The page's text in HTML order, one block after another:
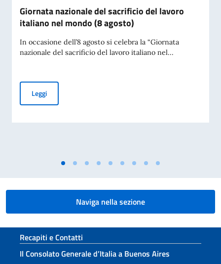
Giornata nazionale del sacrificio del lavoro
italiano nel mondo (8 agosto)
In occasione dell’8 agosto si celebra la “Giornata
nazionale del sacrificio del lavoro italiano nel...
LeggiGiornata nazionale del sacrificio del lavoro italiano nel
Naviga nella sezione
Sezione footer
Recapiti e Contatti
Il Consolato Generale d’Italia a Buenos Aires